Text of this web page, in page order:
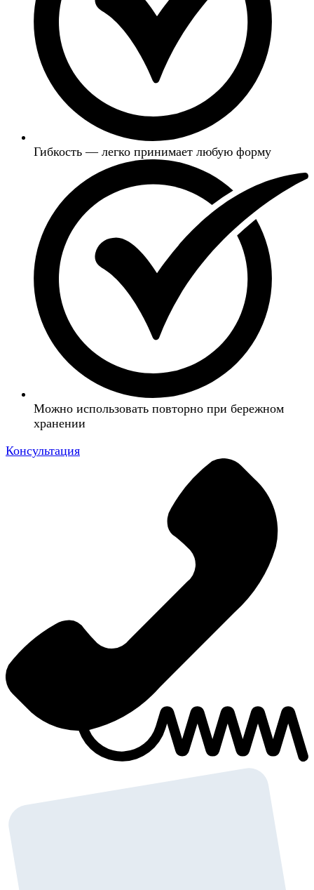
Гибкость — легко принимает любую форму
Можно использовать повторно при бережном
хранении
Консультация